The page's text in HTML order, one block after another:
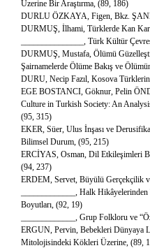
Üzerine Bir Araştırma, (89, 186)
DURLU ÖZKAYA, Figen, Bkz.
DURMUŞ, İlhami, Türklerde Kan
_______________, Türk Kültür
DURMUŞ, Mustafa, Ölümü
Şairnamelerde Ölüme Bakış ve
DURU, Necip Fazıl, Kosova
EGE BOSTANCI, Göknur, Pelin
Culture in Turkish Society: An
(95, 315)
EKER, Süer, Ulus İnşası ve
Bilimsel Durum, (95, 215)
ERCİYAS, Osman, Dil Etkileşimleri
(94, 237)
ERDEM, Servet, Büyülü Gerçekçilik
_____________, Halk
Boyutları, (92, 19)
_____________, Grup Folkloru ve
ERGUN, Pervin, Bebekleri Dünyaya
Mitolojisindeki Kökleri Üzerine, (89,